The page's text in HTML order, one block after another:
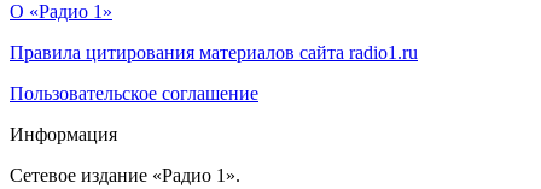
О «Радио 1»
Правила цитирования материалов сайта radio1.ru
Пользовательское соглашение
Информация
Сетевое издание «Радио 1».